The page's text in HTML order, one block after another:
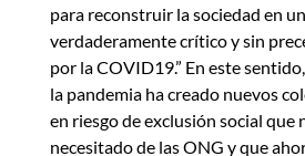
para reconstruir la sociedad en
verdaderamente crítico y sin
por la COVID19.” En este
la pandemia ha creado nuevos
en riesgo de exclusión social que
necesitado de las ONG y que